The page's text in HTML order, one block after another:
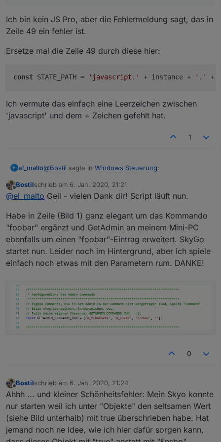
    },
        name: 'Gästezimmer-PC',
    },
**********************************************
// Eigene Commands, die in Get Admin in der
// Falls keine eigenen Commands:
/******** **** **** **** **** ****
*
************** **** ************ ************ ****
// Auf true setzen, wenn ein paar Infos dieses
const LOG_INFO = true;
// Auf true setzen, wenn zur Fehlersuche einige
// Ansonsten bitte auf false stellen.
const LOG_DEBUG = false;
/******************** ****************************
*
Ab hier nichts mehr ändern / Stop editing here!
********************************************
Durch Get Admin unterstützte Commands
/ **** ******** ******** ************************ ****
* init - This is executed on every script
**** ********************************************
init();
Ich bin kein JS Pro, aber die Fehlermeldung sagt, das in
Zeile 49 ein fehler ist.
Ersetze mal die Zeile 49 durch diese hier:
const STATE_PATH = 'javascript.' + instance + '.' +
Ich vermute das einfach eine Leerzeichen zwischen
'javascript' und dem + Zeichen gefehlt hat.
1
E el_malto@Bostil sagte in Windows Steuerung:
Erhalte in dem Control-PC Script von@ Mic
15:08:28.895 error javascript.0 (2088)
script.js.common.MSWindows compile failed: at
script.js.common.MSWindows:49
Ich bin kein JS Pro, aber die Fehlermeldung sagt, das
in Zeile 49 ein fehler ist.
Ersetze mal die Zeile 49 durch diese hier:
Ich vermute das einfach eine Leerzeichen zwischen
Offline
Bostilschrieb am 6. Jan. 2020, 21:21
zuletzt editiert von
@el_malto Geil - vielen Dank dir! Script läuft nun.
Habe in Zeile (Bild 1) ganz elegant um das Kommando
"foobar" ergänzt und GetAdmin an meinem Mini-PC
ebenfalls um einen "foobar"-Eintrag erweitert. SkyGo
startet nun. Leider noch im Hintergrund, aber ich spiele
einfach noch etwas mit den Parametern rum. DANKE!
0
Offline
Bostilschrieb am 6. Jan. 2020, 21:24
zuletzt editiert von
Ahhh ... und kleiner Schönheitsfehler: Mein Skyo konnte
nur starten weil ich unter "Objekte" den seltsamen Wert
(siehe Bild unterhalb) mit true überschrieben habe. Hat
jemand noch ne Idee, wie ich hier dafür sorgen kann,